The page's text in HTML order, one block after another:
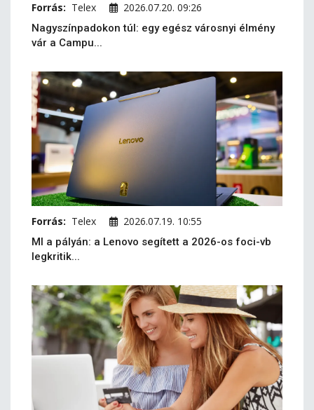
Forrás: Telex 2026.07.20. 09:26
Nagyszínpadokon túl: egy egész városnyi élmény
vár a Campu...
Forrás: Telex 2026.07.19. 10:55
MI a pályán: a Lenovo segített a 2026-os foci-vb
legkritik...